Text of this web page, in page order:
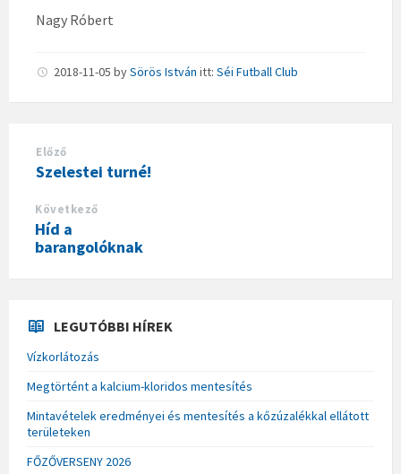
Nagy Róbert
2018-11-05 bySörös István itt: Séi Futball Club
Előző
Szelestei turné!
Következő
Híd a
barangolóknak
LEGUTÓBBI HÍREK
Vízkorlátozás
Megtörtént a kalcium-kloridos mentesítés
Mintavételek eredményei és mentesítés a kőzúzalékkal ellátott
területeken
FŐZŐVERSENY 2026